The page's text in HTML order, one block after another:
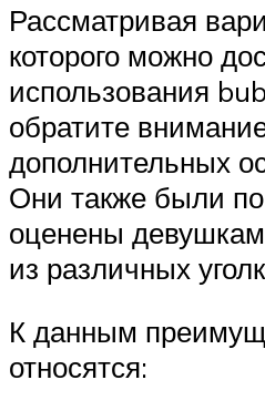
Рассматривая
которого можно
использования
обратите
дополнительных
Они также были по
оценены
из различных
К данным
относятся: